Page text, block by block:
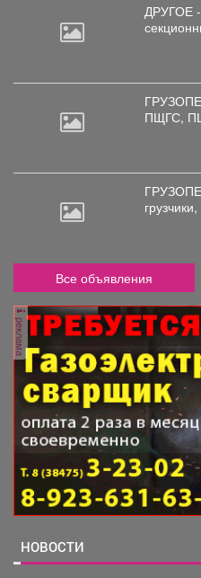
ДРУГОЕ
ПЩГС,
грузчики,
Все объявления
реклама
НОВОСТИ